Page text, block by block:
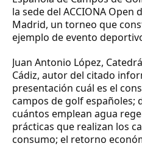
la sede del ACCIONA Open
Madrid, un torneo que
ejemplo de evento
Juan Antonio López,
Cádiz, autor del citado
presentación cuál es el
campos de golf españoles;
cuántos emplean agua
prácticas que realizan los
consumo; el retorno